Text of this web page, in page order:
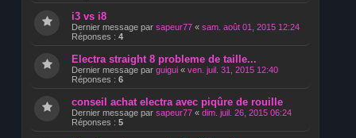
i3 vs i8
Dernier message par sapeur77 « sam. août 01, 2015 12:24
Réponses : 4
Electra straight 8 probleme de taille...
Dernier message par guigui « ven. juil. 31, 2015 12:40
Réponses : 6
conseil achat electra avec piqûre de rouille
Dernier message par sapeur77 « dim. juil. 26, 2015 06:24
Réponses : 5